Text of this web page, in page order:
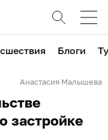
Блоги
Анастасия Малышева
застройке